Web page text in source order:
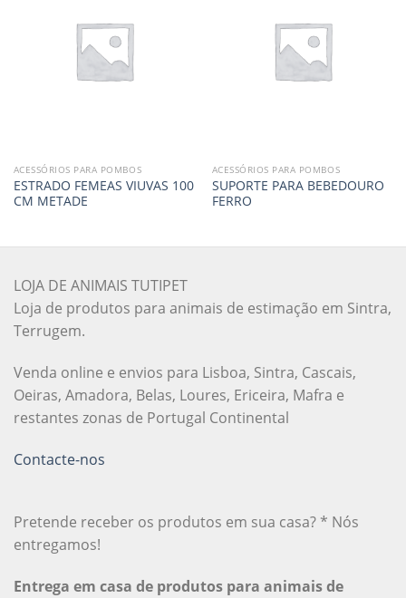
ACESSÓRIOS PARA POMBOS
ESTRADO FEMEAS VIUVAS 100
CM METADE
ACESSÓRIOS PARA POMBOS
SUPORTE PARA BEBEDOURO
FERRO
LOJA DE ANIMAIS TUTIPET
Loja de produtos para animais de estimação em Sintra,
Terrugem.
Venda online e envios para Lisboa, Sintra, Cascais,
Oeiras, Amadora, Belas, Loures, Ericeira, Mafra e
restantes zonas de Portugal Continental
Contacte-nos
Pretende receber os produtos em sua casa? * Nós
entregamos!
Entrega em casa de produtos para animais de